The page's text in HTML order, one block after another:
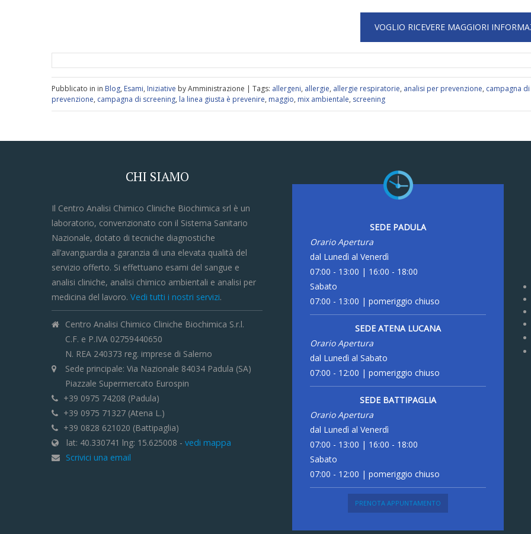
Pubblicato in in Blog, Esami, Iniziative by Amministrazione | Tags: allergeni, allergie, allergie respiratorie, analisi per prevenzione, campagna di
prevenzione, campagna di screening, la linea giusta è prevenire, maggio, mix ambientale, screening
CHI SIAMO
Il Centro Analisi Chimico Cliniche Biochimica srl è un
laboratorio, convenzionato con il Sistema Sanitario
Nazionale, dotato di tecniche diagnostiche
all’avanguardia a garanzia di una elevata qualità del
servizio offerto. Si effettuano esami del sangue e
analisi cliniche, analisi chimico ambientali e analisi per
medicina del lavoro. Vedi tutti i nostri servizi.
Centro Analisi Chimico Cliniche Biochimica S.r.l.
C.F. e P.IVA 02759440650
N. REA 240373 reg. imprese di Salerno
Sede principale: Via Nazionale 84034 Padula (SA)
Piazzale Supermercato Eurospin
+39 0975 74208 (Padula)
+39 0975 71327 (Atena L.)
+39 0828 621020 (Battipaglia)
lat: 40.330741 lng: 15.625008 - vedi mappa
Scrivici una email
SEDE PADULA
Orario Apertura
dal Lunedì al Venerdì
07:00 - 13:00 | 16:00 - 18:00
Sabato
07:00 - 13:00 | pomeriggio chiuso
SEDE ATENA LUCANA
Orario Apertura
dal Lunedì al Sabato
07:00 - 12:00 | pomeriggio chiuso
SEDE BATTIPAGLIA
Orario Apertura
dal Lunedì al Venerdì
07:00 - 13:00 | 16:00 - 18:00
Sabato
07:00 - 12:00 | pomeriggio chiuso
PRENOTA APPUNTAMENTO